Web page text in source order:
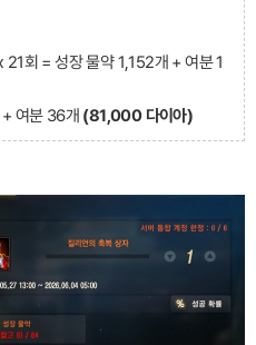
회 = 성장 물약 1,152개 + 여분 1
여분 36개 (81,000 다이아)